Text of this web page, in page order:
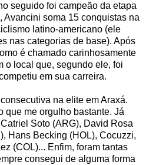
seguido foi campeão da etapa
Avancini soma 15 conquistas na
latino-americano (ele
nas categorias de base). Após
é chamado carinhosamente
o local que, segundo ele, foi
em sua carreira.
na elite em Araxá.
que me orgulho bastante. Já
Soto (ARG), David Rosa
Hans Becking (HOL), Cocuzzi,
(COL)... Enfim, foram tantas
consegui de alguma forma